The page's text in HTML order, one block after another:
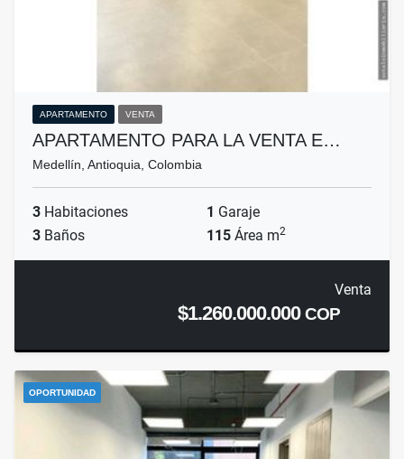
APARTAMENTO VENTA
APARTAMENTO PARA LA VENTA E…
Medellín, Antioquia, Colombia
3 Habitaciones 1 Garaje
3 Baños 115 Área m2
Venta
$1.260.000.000COP
OPORTUNIDAD